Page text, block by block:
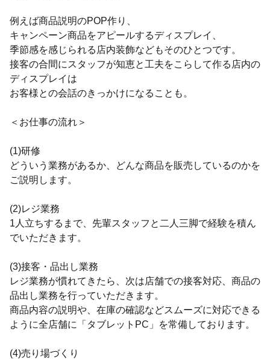
例えば商品説明のPOP作り、
キャンペーン商品をアピールするディスプレイ、
季節感を感じられる店内装飾などもそのひとつです。
接客の合間にスタッフが知恵と工夫をこらして作る店内の
ディスプレイは
お客様との会話のきっかけになることも。
＜お仕事の流れ＞
(1)研修
どういう業務があるか、どんな商品を販売しているのかを
ご説明します。
(2)レジ業務
1人立ちするまで、先輩スタッフと二人三脚で経験を積ん
でいただきます。
(3)接客・品出し業務
レジ業務が慣れてきたら、次は店舗での接客対応、商品の
品出し業務を行っていただきます。
商品内容の説明や、在庫の確認などスムーズに対応できる
ように全店舗に「タブレットPC」を常備しております。
(4)売り場づくり